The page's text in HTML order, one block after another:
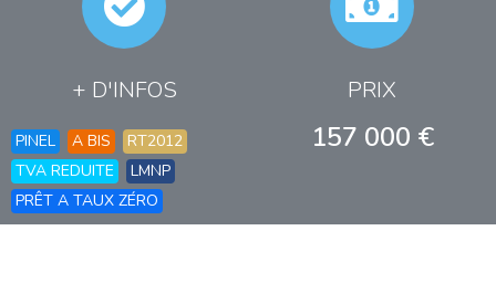
+ D'INFOS
PINEL A BIS
RT2012
TVA REDUITE
LMNP
PRÊT A TAUX ZÉRO
PRIX
157 000 €